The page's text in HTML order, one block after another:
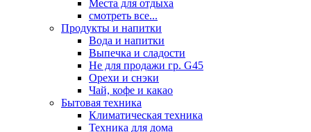
Места для отдыха
смотреть все...
Продукты и напитки
Вода и напитки
Выпечка и сладости
Не для продажи гр. G45
Орехи и снэки
Чай, кофе и какао
Бытовая техника
Климатическая техника
Техника для дома